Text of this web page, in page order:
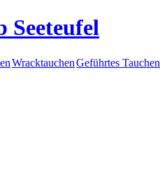
Seeteufel
WracktauchenGeführtes Tauchen